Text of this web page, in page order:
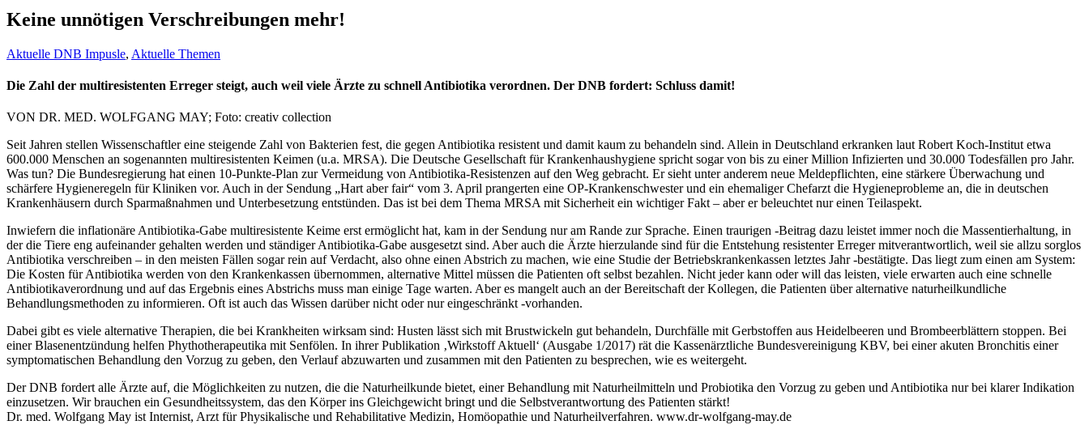
Keine unnötigen Verschreibungen mehr!
Aktuelle DNB Impusle, Aktuelle Themen
Die Zahl der multiresistenten Erreger steigt, auch weil viele Ärzte zu schnell Antibiotika verordnen. Der DNB fordert: Schluss damit!
VON DR. MED. WOLFGANG MAY; Foto: creativ collection
Seit Jahren stellen Wissenschaftler eine steigende Zahl von Bakterien fest, die gegen Antibiotika resistent und damit kaum zu behandeln sind. Allein in Deutschland erkranken laut Robert Koch-Institut etwa
600.000 Menschen an sogenannten multiresistenten Keimen (u.a. MRSA). Die Deutsche Gesellschaft für Krankenhaushygiene spricht sogar von bis zu einer Million Infizierten und 30.000 Todesfällen pro Jahr.
Was tun? Die Bundesregierung hat einen 10-Punkte-Plan zur Vermeidung von Antibiotika-Resistenzen auf den Weg gebracht. Er sieht unter anderem neue Meldepflichten, eine stärkere Überwachung und
schärfere Hygieneregeln für Kliniken vor. Auch in der Sendung „Hart aber fair“ vom 3. April prangerten eine OP-Krankenschwester und ein ehemaliger Chefarzt die Hygieneprobleme an, die in deutschen
Krankenhäusern durch Sparmaßnahmen und Unterbesetzung entstünden. Das ist bei dem Thema MRSA mit Sicherheit ein wichtiger Fakt – aber er beleuchtet nur einen Teilaspekt.
Inwiefern die inflationäre Antibiotika-Gabe multiresistente Keime erst ermöglicht hat, kam in der Sendung nur am Rande zur Sprache. Einen traurigen -Beitrag dazu leistet immer noch die Massentierhaltung, in
der die Tiere eng aufeinander gehalten werden und ständiger Antibiotika-Gabe ausgesetzt sind. Aber auch die Ärzte hierzulande sind für die Entstehung resistenter Erreger mitverantwortlich, weil sie allzu sorglos
Antibiotika verschreiben – in den meisten Fällen sogar rein auf Verdacht, also ohne einen Abstrich zu machen, wie eine Studie der Betriebskrankenkassen letztes Jahr -bestätigte. Das liegt zum einen am System:
Die Kosten für Antibiotika werden von den Krankenkassen übernommen, alternative Mittel müssen die Patienten oft selbst bezahlen. Nicht jeder kann oder will das leisten, viele erwarten auch eine schnelle
Antibiotikaverordnung und auf das Ergebnis eines Abstrichs muss man einige Tage warten. Aber es mangelt auch an der Bereitschaft der Kollegen, die Patienten über alternative naturheilkundliche
Behandlungsmethoden zu informieren. Oft ist auch das Wissen darüber nicht oder nur eingeschränkt -vorhanden.
Dabei gibt es viele alternative Therapien, die bei Krankheiten wirksam sind: Husten lässt sich mit Brustwickeln gut behandeln, Durchfälle mit Gerbstoffen aus Heidelbeeren und Brombeerblättern stoppen. Bei
einer Blasenentzündung helfen Phythotherapeutika mit Senfölen. In ihrer Publikation ‚Wirkstoff Aktuell‘ (Ausgabe 1/2017) rät die Kassenärztliche Bundesvereinigung KBV, bei einer akuten Bronchitis einer
symptomatischen Behandlung den Vorzug zu geben, den Verlauf abzuwarten und zusammen mit den Patienten zu besprechen, wie es weitergeht.
Der DNB fordert alle Ärzte auf, die Möglichkeiten zu nutzen, die die Naturheilkunde bietet, einer Behandlung mit Naturheilmitteln und Probiotika den Vorzug zu geben und Antibiotika nur bei klarer Indikation
einzusetzen. Wir brauchen ein Gesundheitssystem, das den Körper ins Gleichgewicht bringt und die Selbstverantwortung des Patienten stärkt!
Dr. med. Wolfgang May ist Internist, Arzt für Physikalische und Rehabilitative Medizin, Homöopathie und Naturheilverfahren. www.dr-wolfgang-may.de